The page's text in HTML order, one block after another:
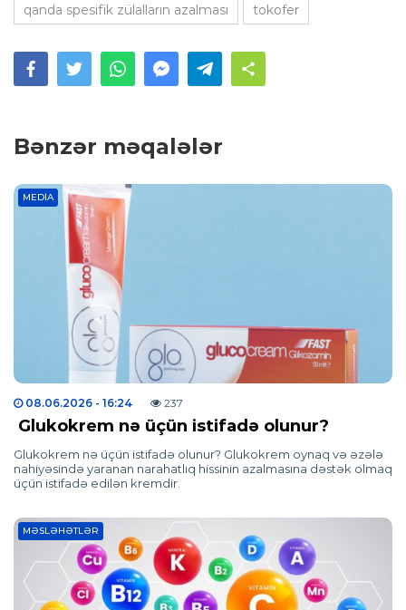
qanda spesifik zülalların azalması tokofer
Bənzər məqalələr
MEDIA
08.06.2026 - 16:24 237
Glukokrem nə üçün istifadə olunur?
Glukokrem nə üçün istifadə olunur? Glukokrem oynaq və əzələ
nahiyəsində yaranan narahatlıq hissinin azalmasına dəstək olmaq
üçün istifadə edilən kremdir.
MƏSLƏHƏTLƏR